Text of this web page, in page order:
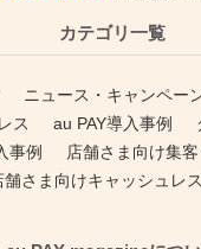
カテゴリ一覧
ニュース・キャンペー
ス
au PAY導入事例
事例
店舗さま向け集
舗さま向けキャッシュレ